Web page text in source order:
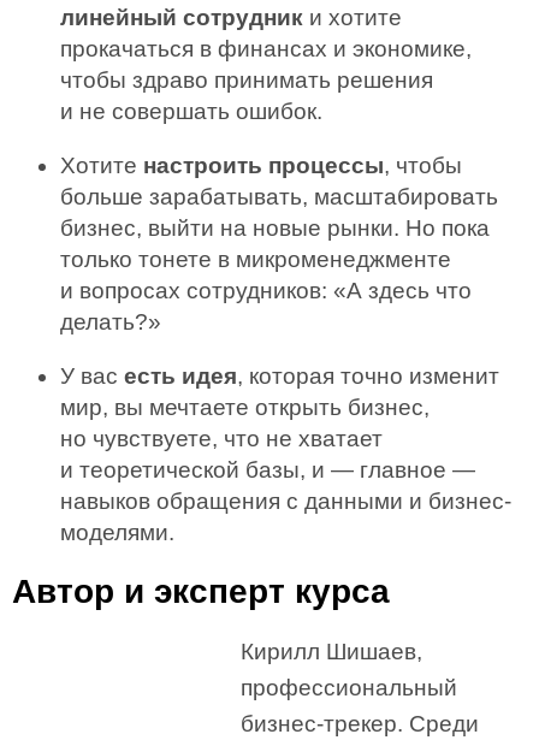
линейный сотрудник и хотите
прокачаться в финансах и экономике,
чтобы здраво принимать решения
и не совершать ошибок.
Хотите настроить процессы, чтобы
больше зарабатывать, масштабировать
бизнес, выйти на новые рынки. Но пока
только тонете в микроменеджменте
и вопросах сотрудников: «А здесь что
делать?»
У вас есть идея, которая точно изменит
мир, вы мечтаете открыть бизнес,
но чувствуете, что не хватает
и теоретической базы, и — главное —
навыков обращения с данными и бизнес-
моделями.
Автор и эксперт курса
Кирилл Шишаев,
профессиональный
бизнес-трекер. Среди